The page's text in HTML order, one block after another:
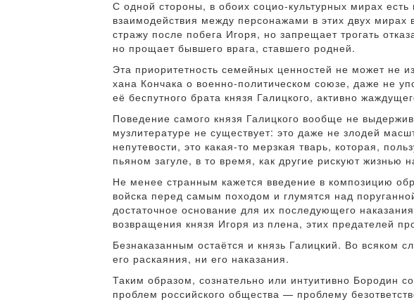
С одной стороны, в обоих социо-культурных мирах
взаимодействия между персонажами в этих двух
стражу после побега Игоря, но запрещает трогать
но прощает бывшего врага, ставшего родней.
Эта приоритетность семейных ценностей не может не
хана Кончака о военно-политическом союзе, даже не
её беспутного брата князя Галицкого, активно
Поведение самого князя Галицкого вообще не
музлитературе не существует: это даже не злодей
непутевости, это какая-то мерзкая тварь, которая,
пьяном загуле, в то время, как другие рискуют жизнью
Не менее странным кажется введение в композицию
войска перед самым походом и глумятся над
достаточное основание для их последующего
возвращения князя Игоря из плена, этих предателей
Безнаказанным остаётся и князь Галицкий. Во всяком
его раскаяния, ни его наказания.
Таким образом, сознательно или интуитивно Бородин
проблем российского общества — проблему